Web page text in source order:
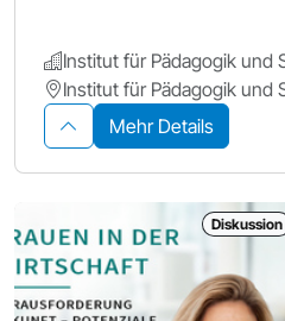
Institut für Pädagogik und
Mehr Details
Diskussion